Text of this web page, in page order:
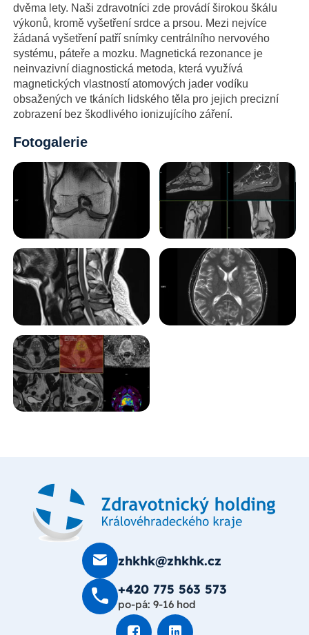
dvěma lety. Naši zdravotníci zde provádí širokou škálu
výkonů, kromě vyšetření srdce a prsou. Mezi nejvíce
žádaná vyšetření patří snímky centrálního nervového
systému, páteře a mozku. Magnetická rezonance je
neinvazivní diagnostická metoda, která využívá
magnetických vlastností atomových jader vodíku
obsažených ve tkáních lidského těla pro jejich precizní
zobrazení bez škodlivého ionizujícího záření.
Fotogalerie
zhkhk@zhkhk.cz
+420 775 563 573
po-pá: 9-16 hod